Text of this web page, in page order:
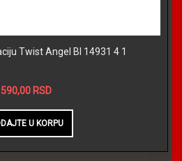
Twist Angel BI 14931 4 1
590,00 RSD